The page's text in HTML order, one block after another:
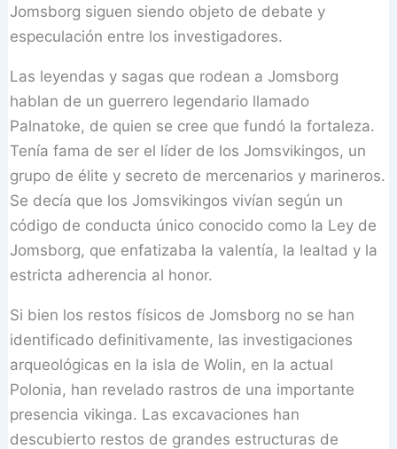
Jomsborg siguen siendo objeto de debate y
especulación entre los investigadores.
Las leyendas y sagas que rodean a Jomsborg
hablan de un guerrero legendario llamado
Palnatoke, de quien se cree que fundó la fortaleza.
Tenía fama de ser el líder de los Jomsvikingos, un
grupo de élite y secreto de mercenarios y marineros.
Se decía que los Jomsvikingos vivían según un
código de conducta único conocido como la Ley de
Jomsborg, que enfatizaba la valentía, la lealtad y la
estricta adherencia al honor.
Si bien los restos físicos de Jomsborg no se han
identificado definitivamente, las investigaciones
arqueológicas en la isla de Wolin, en la actual
Polonia, han revelado rastros de una importante
presencia vikinga. Las excavaciones han
descubierto restos de grandes estructuras de